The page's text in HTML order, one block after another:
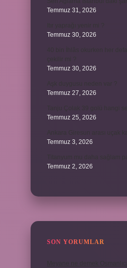
Temmuz 31, 2026
Temmuz 30, 2026
Temmuz 30, 2026
Temmuz 27, 2026
Temmuz 25, 2026
Temmuz 3, 2026
Temmuz 2, 2026
SON YORUMLAR